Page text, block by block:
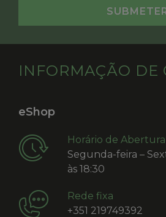
INFORMAÇÃO DE
eShop
Horário de Abertura
Segunda-feira –
às 18:30
Rede fixa
+351 219749392